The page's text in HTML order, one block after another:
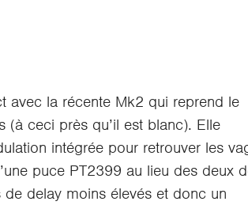
avec la récente Mk2 qui reprend le
ceci près qu’il est blanc). Elle
intégrée pour retrouver les
puce PT2399 au lieu des deux
delay moins élevés et donc un